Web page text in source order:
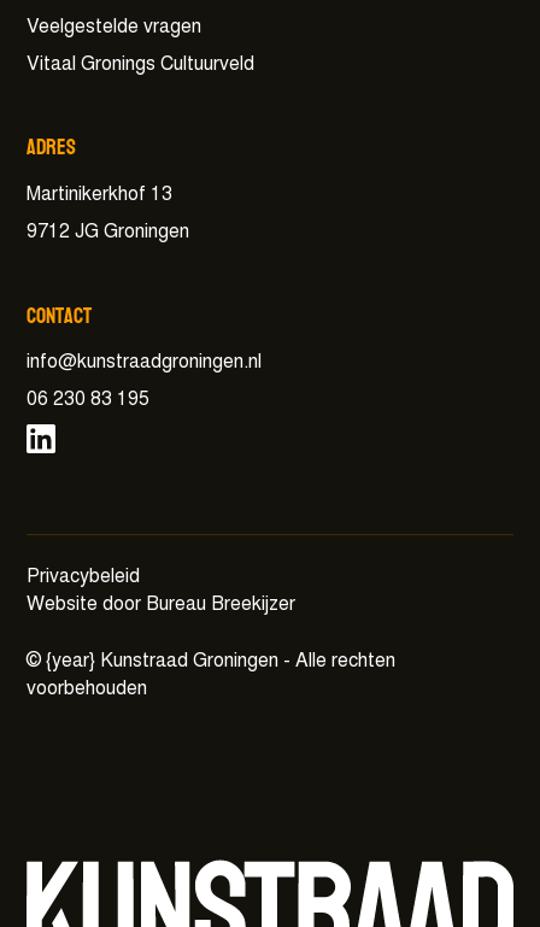
Veelgestelde vragen
Vitaal Gronings Cultuurveld
Adres
Martinikerkhof 13
9712 JG Groningen
Contact
info@kunstraadgroningen.nl
06 230 83 195
©{year} Kunstraad Groningen - Alle rechten
voorbehouden
Privacybeleid
Website door Bureau Breekijzer